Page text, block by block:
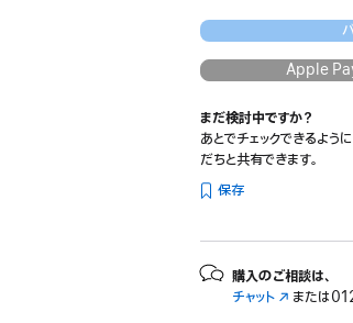
Apple Pay
まだ検討中ですか？
あとでチェックできるよう
だちと共有できます。
保存
購入のご相談は、
チャット （新または